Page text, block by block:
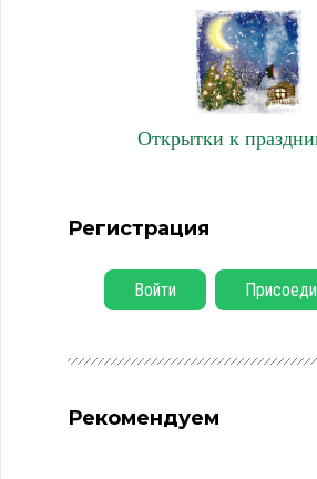
Открытки к
Регистрация
Войти
Рекомендуем